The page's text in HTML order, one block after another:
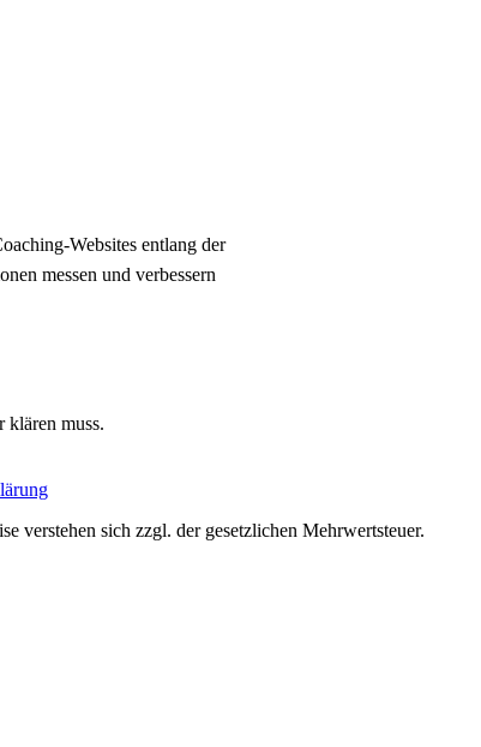
Websites entlang der
messen und verbessern
klären muss.
verstehen sich zzgl. der gesetzlichen Mehrwertsteuer.